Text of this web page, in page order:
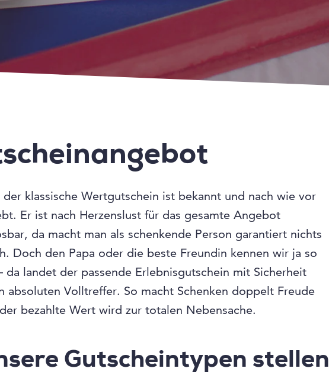
der klassische Wertgutschein ist bekannt und nach wie vor
Er ist nach Herzenslust für das gesamte Angebot
da macht man als schenkende Person garantiert nichts
Doch den Papa oder die beste Freundin kennen wir ja so
da landet der passende Erlebnisgutschein mit Sicherheit
absoluten Volltreffer. So macht Schenken doppelt Freude
bezahlte Wert wird zur totalen Nebensache.
Gutscheintypen stellen